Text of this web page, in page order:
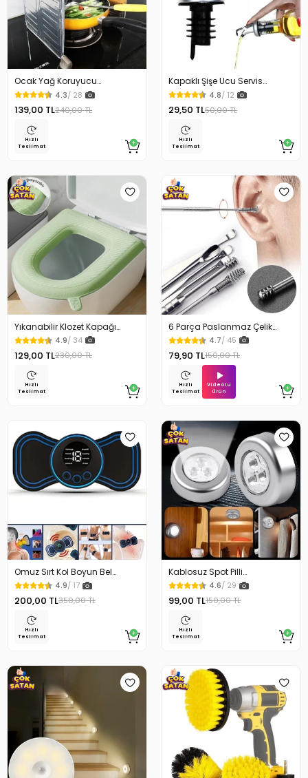
Ocak Yağ Koruyucu
Alüminyum Levha 32.5 x 84
Cm
4.3/ 28
139,00 TL240,00 TL
Hızlı
Teslimat
Kapaklı Şişe Ucu Servis
Aparatı Yağdanlık Tıpa
4.8/ 12
29,50 TL50,00 TL
Hızlı
Teslimat
Yıkanabilir Klozet Kapağı
Süngeri Su Geçirmez
4.9/ 34
129,00 TL230,00 TL
Hızlı
Teslimat
6 Parça Paslanmaz Çelik
Kulak Temizleme Seti
4.7/ 45
79,90 TL150,00 TL
Hızlı
Teslimat
Videolu
Ürün
Omuz Sırt Kol Boyun Bel
Kelebek Masaj Aleti
4.9/ 17
200,00 TL350,00 TL
Hızlı
Teslimat
Kablosuz Spot Pilli
Dokunmatik Led Lamba
4.6/ 29
99,00 TL150,00 TL
Hızlı
Teslimat